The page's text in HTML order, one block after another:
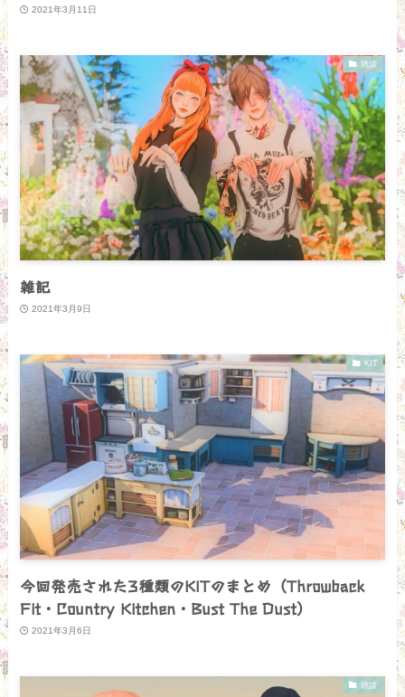
2021年3月11日
雑談
雑記
2021年3月9日
KIT
今回発売された3種類のKITのまとめ（Throwback
Fit・Country Kitchen・Bust The Dust）
2021年3月6日
雑談